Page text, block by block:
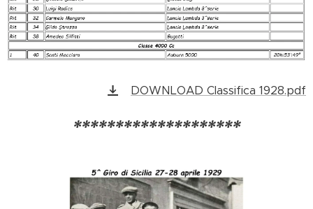
DOWNLOAD Classifica 1928.pdf
********************